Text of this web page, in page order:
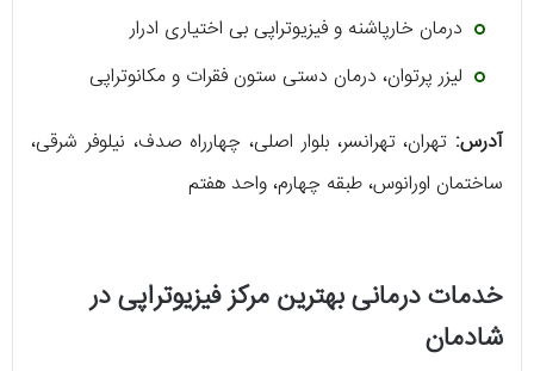
درمان خارپاشنه و فیزیوتراپی بی ‌اختیاری ادرار
لیزر پرتوان، درمان دستی ستون فقرات و مکانوتراپی
آدرس: تهران، تهرانسر، بلوار اصلی، چهارراه صدف، نیلوفر شرقی،
ساختمان اورانوس، طبقه چهارم، واحد هفتم
خدمات درمانی بهترین مرکز فیزیوتراپی در
شادمان